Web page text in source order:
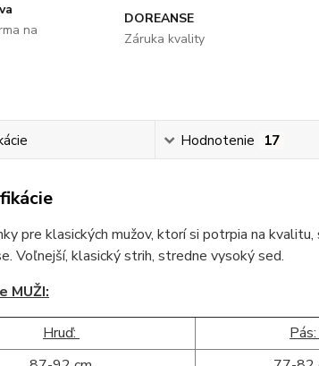
na
DOREANSE
Záruka kvality
Hodnotenie 17
pre klasických mužov, ktorí si potrpia na
Voľnejší, klasický strih, stredne vysoký sed.
MUŽI:
Hruď:
Pás: